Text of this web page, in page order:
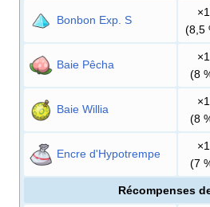
Bonbon Exp. S
×1
(8,5
Baie Pêcha
×1
(8
Baie Willia
×1
(8
Encre d'Hypotrempe
×1
(7
Récompenses